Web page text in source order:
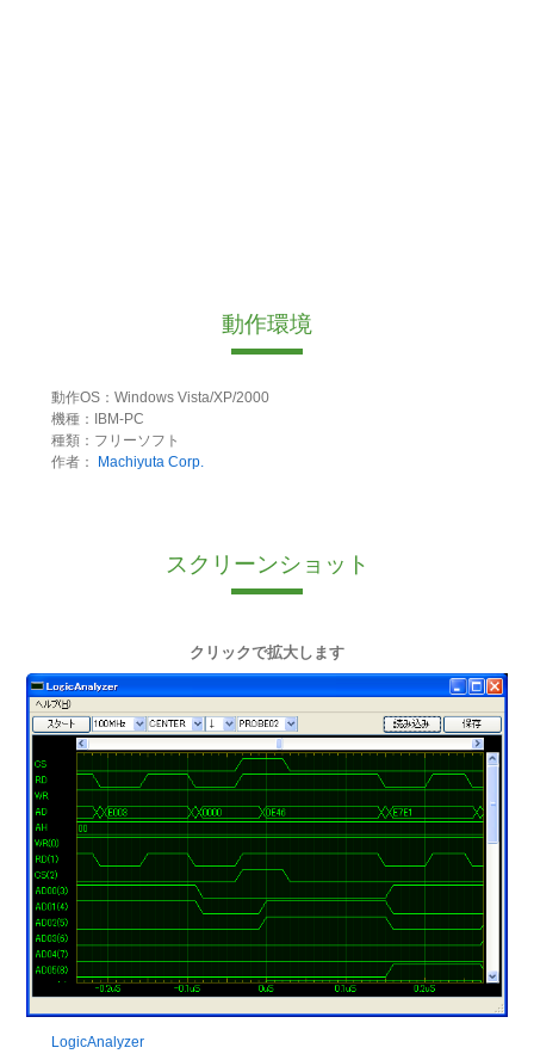
動作環境
動作OS：Windows Vista/XP/2000
機種：IBM-PC
種類：フリーソフト
作者：
Machiyuta Corp.
スクリーンショット
クリックで拡大します
LogicAnalyzer